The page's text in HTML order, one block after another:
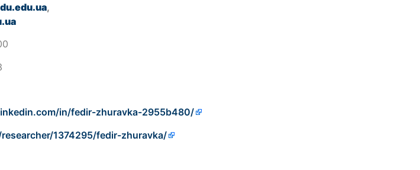
,
in/fedir-zhuravka-2955b480/
1374295/fedir-zhuravka/